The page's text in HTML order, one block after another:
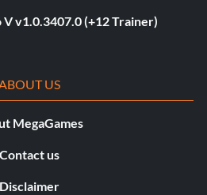
v1.0.3407.0 (+12 Trainer)
US
MegaGames
Contact us
Disclaimer